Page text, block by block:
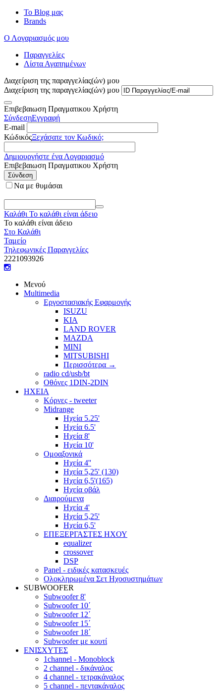
Το Blog μας
Brands
Ο Λογαριασμός μου
Παραγγελίες
Λίστα Αγαπημένων
Διαχείριση της παραγγελίας(ών) μου
Διαχείριση της παραγγελίας(ών) μου
Επιβεβαιωση Πραγματικου Χρήστη
ΣύνδεσηΕγγραφή
E-mail
ΚώδικόςΞεχάσατε τον Κωδικό;
Δημιουργήστε ένα Λογαριασμό
Επιβεβαιωση Πραγματικου Χρήστη
Σύνδεση
Να με θυμάσαι
Καλάθι Το καλάθι είναι άδειο
Το καλάθι είναι άδειο
Στο Καλάθι
Ταμείο
Τηλεφωνικές Παραγγελίες
2221093926
Μενού
Multimedia
Εργοστασιακής Εφαρμογής
ISUZU
KIA
LAND ROVER
MAZDA
MINI
MITSUBISHI
Περισσότερα →
radio cd/usb/bt
Οθόνες 1DIN-2DIN
ΗΧΕΙΑ
Κόρνες - tweeter
Midrange
Ηχεία 5.25'
Ηχεία 6.5'
Ηχεία 8'
Ηχεία 10'
Ομοαξονικά
Ηχεία 4''
Ηχεία 5,25' (130)
Ηχεία 6,5'(165)
Ηχεία οβάλ
Διαιρούμενα
Ηχεία 4'
Ηχεία 5,25'
Ηχεία 6,5'
ΕΠΕΞΕΡΓΑΣΤΕΣ ΗΧΟΥ
equalizer
crossover
DSP
Panel - ειδικές κατασκευές
Ολοκληρωμένα Σετ Ηχοσυστημάτων
SUBWOOFER
Subwoofer 8'
Subwoofer 10΄
Subwoofer 12΄
Subwoofer 15΄
Subwoofer 18΄
Subwoofer με κουτί
ΕΝΙΣΧΥΤΕΣ
1channel - Monoblock
2 channel - δικάναλος
4 channel - τετρακάναλος
5 channel - πεντακάναλος